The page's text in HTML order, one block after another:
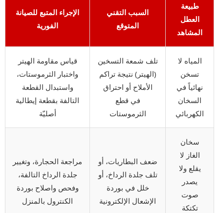
طبيعة
العطل
المشاهد
السبب التقني
المتوقع
الإجراء المتبع للصيانة
الفورية
المياه لا
تسخن
نهائياً في
السخان
الكهربائي
تلف شمعة التسخين
(الهيتر) نتيجة تراكم
الأملاح أو احتراق
في قطع
الثرموستات
قياس مقاومة الهيتر
واختبار الثرموستات،
واستبدال القطعة
التالفة بقطعة إيطالية
أصليّة
سخان
الغاز لا
يقلع ولا
يصدر
صوت
تكتكة
ضعف البطاريات، أو
تلف جلدة الرداخ، أو
خلل في بوردة
الإشعال الإلكترونية
مراجعة الحجارة، وتغيير
جلدة الرداخ التالفة،
وفحص واصلاح بوردة
الكنترول بالمنزل